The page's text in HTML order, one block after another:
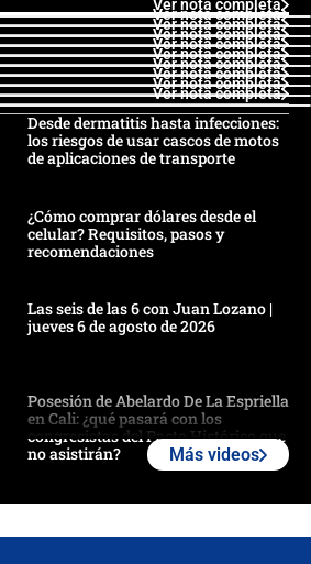
Ver nota completa
Ver nota completa
Ver nota completa
Ver nota completa
Ver nota completa
Ver nota completa
Ver nota completa
Ver nota completa
Ver nota completa
Ver nota completa
Desde dermatitis hasta infecciones:
los riesgos de usar cascos de motos
de aplicaciones de transporte
¿Cómo comprar dólares desde el
celular? Requisitos, pasos y
recomendaciones
Las seis de las 6 con Juan Lozano |
jueves 6 de agosto de 2026
Posesión de Abelardo De La Espriella
en Cali: ¿qué pasará con los
congresistas del Pacto Histórico que
no asistirán?
Más videos